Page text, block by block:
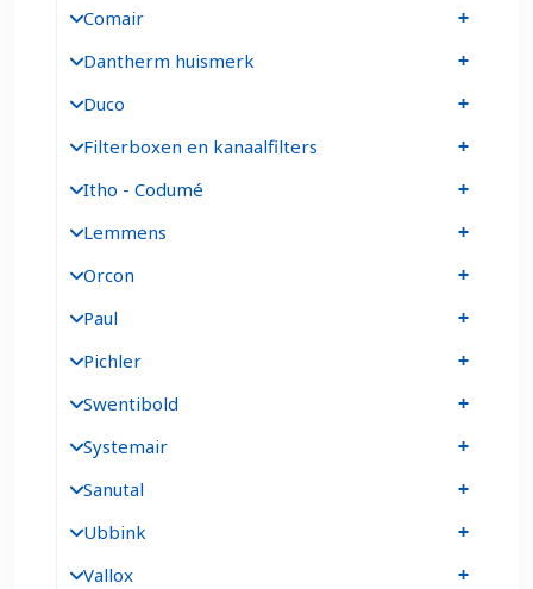
Comair
Dantherm huismerk
Duco
Filterboxen en kanaalfilters
Itho - Codumé
Lemmens
Orcon
Paul
Pichler
Swentibold
Systemair
Sanutal
Ubbink
Vallox